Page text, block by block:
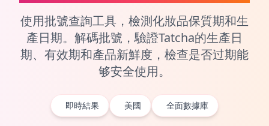
使用批號查詢工具，檢測化妝品保質期和生
產日期。解碼批號，驗證Tatcha的生產日
期、有效期和產品新鮮度，檢查是否过期能
够安全使用。
即時結果 美國 全面數據庫